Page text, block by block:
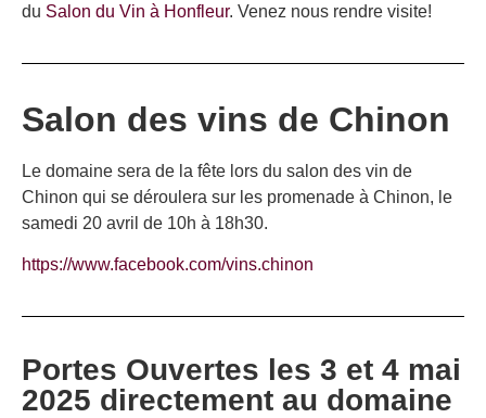
du Salon du Vin à Honfleur. Venez nous rendre visite!
Salon des vins de Chinon
Le domaine sera de la fête lors du salon des vin de
Chinon qui se déroulera sur les promenade à Chinon, le
samedi 20 avril de 10h à 18h30.
https://www.facebook.com/vins.chinon
Portes Ouvertes les 3 et 4 mai
2025 directement au domaine